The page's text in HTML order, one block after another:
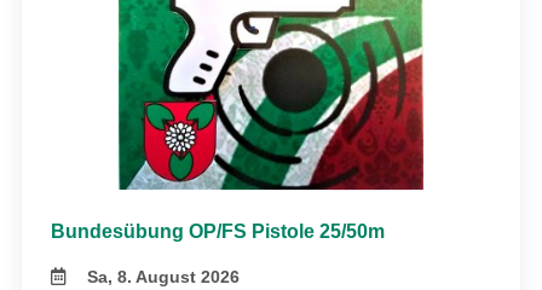
Bundesübung OP/FS Pistole 25/50m
Sa, 8. August 2026